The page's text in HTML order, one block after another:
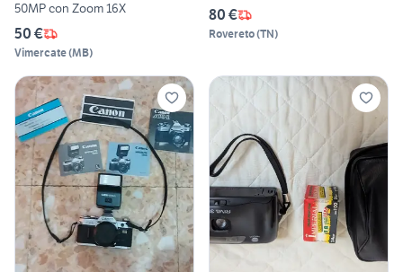
50MP con Zoom 16X
50 €
Vimercate(MB)
80 €
Rovereto(TN)